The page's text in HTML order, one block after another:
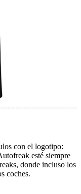
con el logotipo:
esté siempre
donde incluso los
coches.